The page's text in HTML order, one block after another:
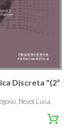
Discreta "(2ª
Nevot Luna,